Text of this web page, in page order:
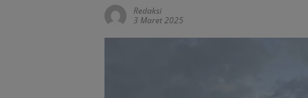
Redaksi
3 Maret 2025